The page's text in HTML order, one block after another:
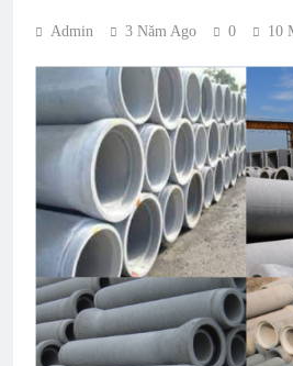
Admin 3 Năm Ago 0 10